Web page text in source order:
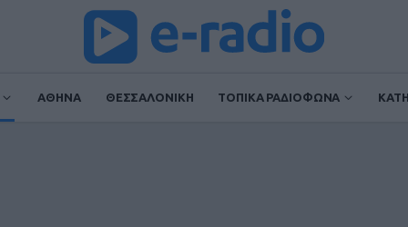
ΑΘΗΝΑ ΘΕΣΣΑΛΟΝΙΚΗ ΤΟΠΙΚΑ ΡΑΔΙΟΦΩΝΑ